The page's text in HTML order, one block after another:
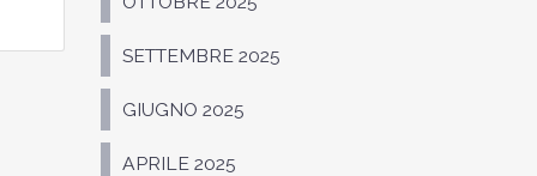
SETTEMBRE 2025
GIUGNO 2025
APRILE 2025